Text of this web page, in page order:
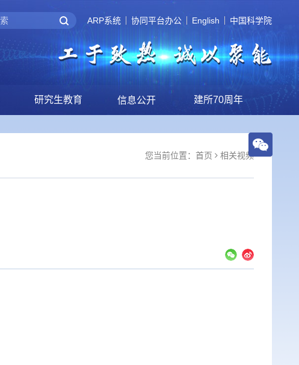
ARP系统 协同平台办公 English 中国科学院
研究生教育 信息公开 建所70周年
您当前位置： 首页 相关视频